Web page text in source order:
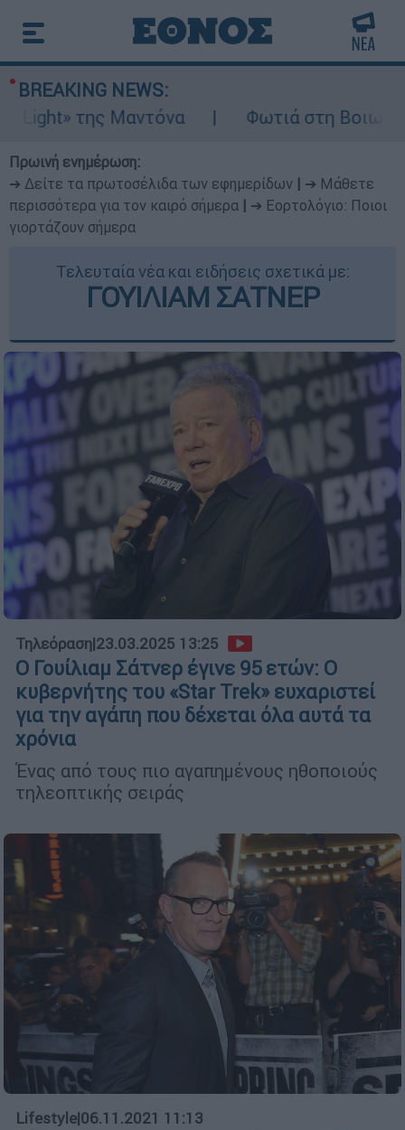
BREAKING NEWS:
της Μαντόνα
Φωτιά στη Βοιωτία: Ίση
Πρωινή ενημέρωση:
➔ Δείτε τα πρωτοσέλιδα των εφημερίδων
➔ Μάθετε
περισσότερα για τον καιρό σήμερα
➔ Εορτολόγιο: Ποιοι
γιορτάζουν σήμερα
Τελευταία νέα και ειδήσεις σχετικά με:
ΓΟΥΙΛΙΑΜ ΣΑΤΝΕΡ
Τηλεόραση|23.03.2025 13:25
Ο Γουίλιαμ Σάτνερ έγινε 95 ετών: Ο
κυβερνήτης του «Star Trek» ευχαριστεί
για την αγάπη που δέχεται όλα αυτά τα
χρόνια
Ένας από τους πιο αγαπημένους ηθοποιούς
τηλεοπτικής σειράς
Lifestyle|06.11.2021 11:13